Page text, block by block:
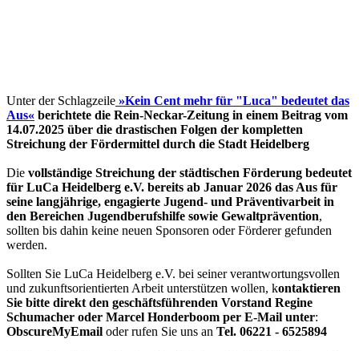
Unter der Schlagzeile »Kein Cent mehr für "Luca" bedeutet das
Aus« berichtete die Rein-Neckar-Zeitung in einem Beitrag vom
14.07.2025 über die drastischen Folgen der kompletten
Streichung der Fördermittel durch die Stadt Heidelberg
Die vollständige Streichung der städtischen Förderung bedeutet
für LuCa Heidelberg e.V. bereits ab Januar 2026 das Aus für
seine langjährige, engagierte Jugend- und Präventivarbeit in
den Bereichen Jugendberufshilfe sowie Gewaltprävention,
sollten bis dahin keine neuen Sponsoren oder Förderer gefunden
werden.
Sollten Sie LuCa Heidelberg e.V. bei seiner verantwortungsvollen
und zukunftsorientierten Arbeit unterstützen wollen, kontaktieren
Sie bitte direkt den geschäftsführenden Vorstand Regine
Schumacher oder Marcel Honderboom per E-Mail unter:
ObscureMyEmail oder rufen Sie uns an Tel. 06221 - 6525894